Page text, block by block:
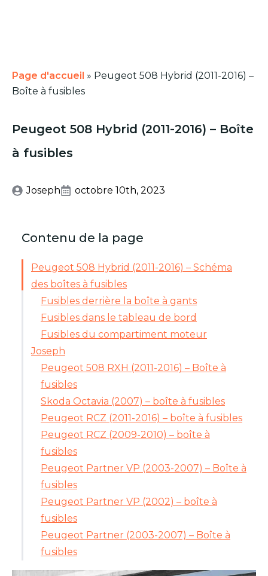
Page d'accueil » Peugeot 508 Hybrid (2011-2016) –
Boîte à fusibles
Peugeot 508 Hybrid (2011-2016) – Boîte
à fusibles
Joseph octobre 10th, 2023
Contenu de la page
Peugeot 508 Hybrid (2011-2016) – Schéma
des boîtes à fusibles
Fusibles derrière la boîte à gants
Fusibles dans le tableau de bord
Fusibles du compartiment moteur
Joseph
Peugeot 508 RXH (2011-2016) – Boîte à
fusibles
Skoda Octavia (2007) – boîte à fusibles
Peugeot RCZ (2011-2016) – boîte à fusibles
Peugeot RCZ (2009-2010) – boîte à
fusibles
Peugeot Partner VP (2003-2007) – Boîte à
fusibles
Peugeot Partner VP (2002) – boîte à
fusibles
Peugeot Partner (2003-2007) – Boîte à
fusibles